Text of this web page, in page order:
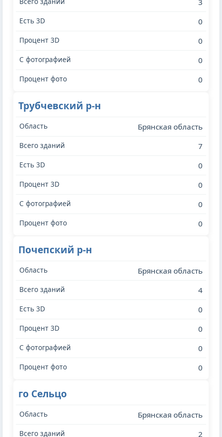
3
0
0
0
0
Трубчевский р-н
Брянская область
7
0
0
0
0
Почепский р-н
Брянская область
4
0
0
0
0
го Сельцо
Брянская область
2